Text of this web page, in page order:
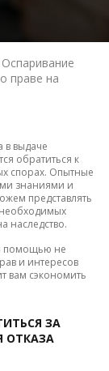
Оспаривание
праве на
в выдаче
обратиться к
спорах. Опытные
знаниями и
представлять
наследство.
помощью не
и интересов
вам сэкономить
ЗА
ОТКАЗА